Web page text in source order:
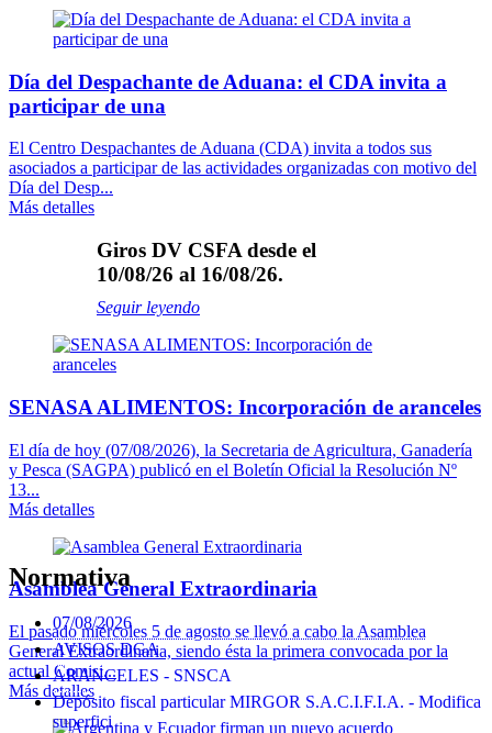
Día del Despachante de Aduana: el CDA invita a
participar de una
El Centro Despachantes de Aduana (CDA) invita a todos sus
asociados a participar de las actividades organizadas con motivo del
Día del Desp...
Más detalles
Giros DV CSFA desde el
10/08/26 al 16/08/26.
Seguir leyendo
SENASA ALIMENTOS: Incorporación de aranceles
El día de hoy (07/08/2026), la Secretaria de Agricultura, Ganadería
y Pesca (SAGPA) publicó en el Boletín Oficial la Resolución Nº
13...
Más detalles
Asamblea General Extraordinaria
El pasado miércoles 5 de agosto se llevó a cabo la Asamblea
General Extraordinaria, siendo ésta la primera convocada por la
actual Comisi...
Más detalles
Normativa
07/08/2026
AVISOS DGA
ARANCELES - SNSCA
Depósito fiscal particular MIRGOR S.A.C.I.F.I.A. - Modifica
superfici